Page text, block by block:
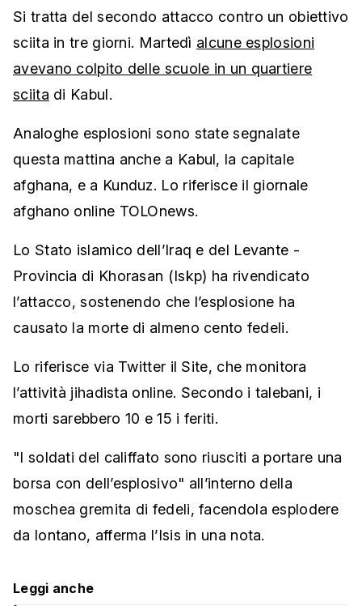
Si tratta del secondo attacco contro un obiettivo
sciita in tre giorni. Martedì alcune esplosioni
avevano colpito delle scuole in un quartiere
sciita di Kabul.
Analoghe esplosioni sono state segnalate
questa mattina anche a Kabul, la capitale
afghana, e a Kunduz. Lo riferisce il giornale
afghano online TOLOnews.
Lo Stato islamico dell’Iraq e del Levante -
Provincia di Khorasan (Iskp) ha rivendicato
l’attacco, sostenendo che l’esplosione ha
causato la morte di almeno cento fedeli.
Lo riferisce via Twitter il Site, che monitora
l’attività jihadista online. Secondo i talebani, i
morti sarebbero 10 e 15 i feriti.
"I soldati del califfato sono riusciti a portare una
borsa con dell’esplosivo" all’interno della
moschea gremita di fedeli, facendola esplodere
da lontano, afferma l’Isis in una nota.
Leggi anche